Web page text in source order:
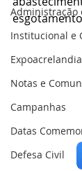
Administração
Institucional e
Expoacrelandia
Notas e
Campanhas
Datas
Defesa Civil